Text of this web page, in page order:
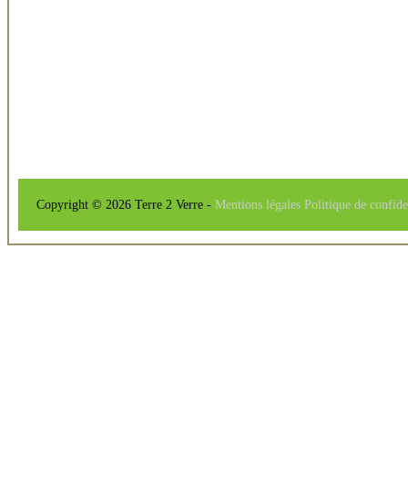
Copyright © 2026 Terre 2 Verre - Mentions légales Politique de